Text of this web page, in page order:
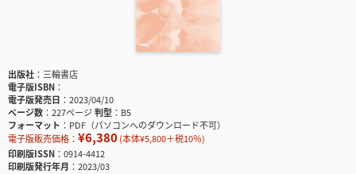
出版社
三輪書店
電子版ISBN
電子版発売日
2023/04/10
ページ数
227ページ判型
B5
フォーマット
PDF（パソコンへのダウンロード不可）
電子版販売価格： ¥6,380(本体¥5,800＋税10％)
印刷版ISSN
0914-4412
印刷版発行年月
2023/03